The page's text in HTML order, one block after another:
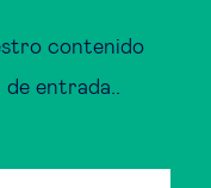
contenido
entrada..